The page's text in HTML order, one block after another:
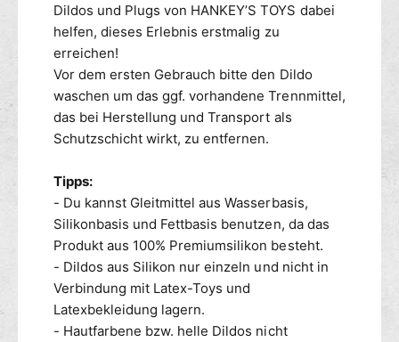
Dildos und Plugs von HANKEY’S TOYS dabei
helfen, dieses Erlebnis erstmalig zu
erreichen!
Vor dem ersten Gebrauch bitte den Dildo
waschen um das ggf. vorhandene Trennmittel,
das bei Herstellung und Transport als
Schutzschicht wirkt, zu entfernen.
Tipps:
- Du kannst Gleitmittel aus Wasserbasis,
Silikonbasis und Fettbasis benutzen, da das
Produkt aus 100% Premiumsilikon besteht.
- Dildos aus Silikon nur einzeln und nicht in
Verbindung mit Latex-Toys und
Latexbekleidung lagern.
- Hautfarbene bzw. helle Dildos nicht